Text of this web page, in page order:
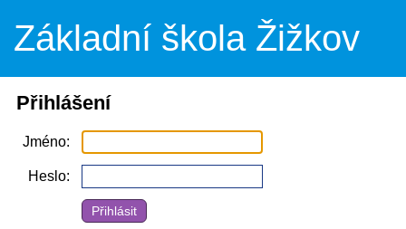
Základní škola Žižkov
Přihlášení
Jméno
Heslo